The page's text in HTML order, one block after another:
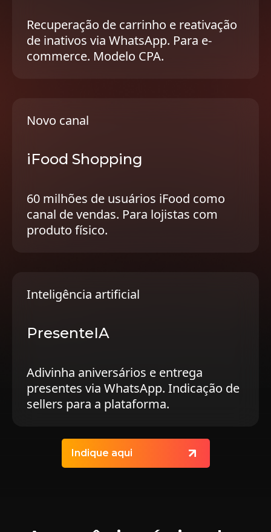
Recuperação de carrinho e reativação
de inativos via WhatsApp. Para e-
commerce. Modelo CPA.
Novo canal
iFood Shopping
60 milhões de usuários iFood como
canal de vendas. Para lojistas com
produto físico.
Inteligência artificial
PresenteIA
Adivinha aniversários e entrega
presentes via WhatsApp. Indicação de
sellers para a plataforma.
Indique aqui